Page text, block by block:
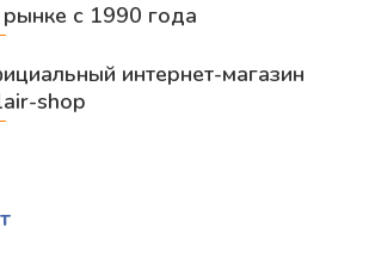
с 1990 года
интернет-магазин
shop